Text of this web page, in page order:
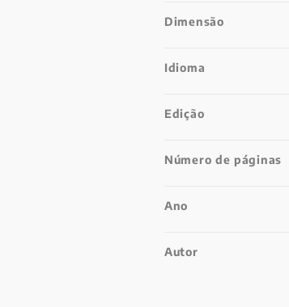
Dimensão
Idioma
Edição
Número de páginas
Ano
Autor